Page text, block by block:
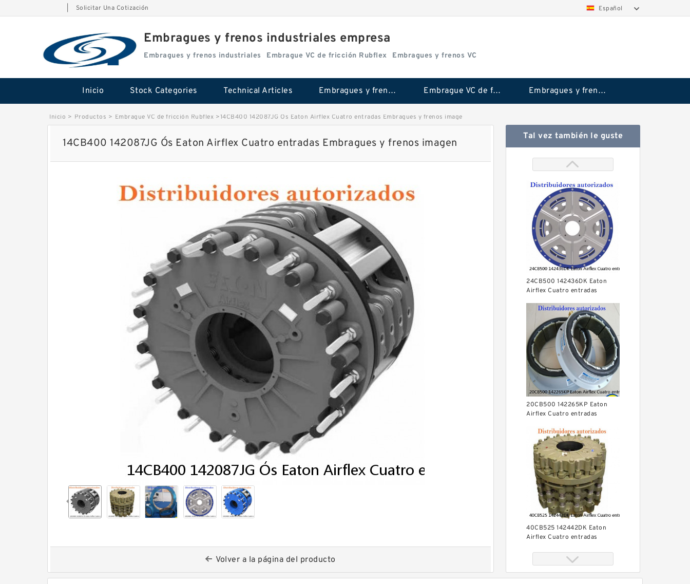
Solicitar Una Cotización Español
Embragues y frenos industriales empresa
Embragues y frenos industriales Embrague VC de fricción Rubflex Embragues y frenos VC
Inicio Stock Categories Technical Articles Embragues y frenos industriales Embrague VC de fricción Rubflex Embragues y frenos VC
Inicio > Productos > Embrague VC de fricción Rubflex >14CB400 142087JG Ós Eaton Airflex Cuatro entradas Embragues y frenos image
14CB400 142087JG Ós Eaton Airflex Cuatro entradas Embragues y frenos imagen
Volver a la página del producto
Tal vez también le guste
24CB500 142436DK Eaton
Airflex Cuatro entradas
20CB500 142265KP Eaton
Airflex Cuatro entradas
40CB525 142442DK Eaton
Airflex Cuatro entradas